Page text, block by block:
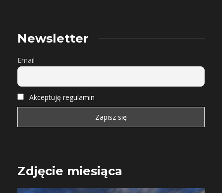
Newsletter
Email
Akceptuję regulamin
Zdjęcie miesiąca